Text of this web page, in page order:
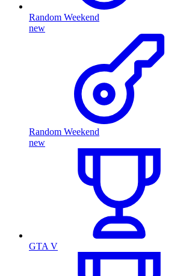
Random Weekend
new
Random Weekend
new
GTA V